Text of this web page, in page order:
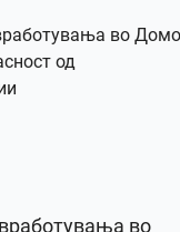
во